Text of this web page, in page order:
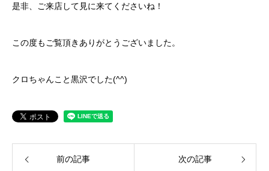
是非、ご来店して見に来てくださいね！
この度もご覧頂きありがとうございました。
クロちゃんこと黒沢でした(^^)
前の記事 次の記事